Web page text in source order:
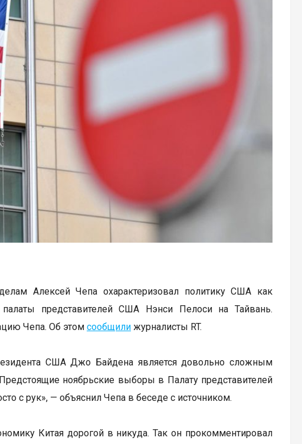
Алексей Чепа охарактеризовал политику США как
представителей США Нэнси Пелоси на Тайвань.
Чепа. Об этом сообщили журналисты RT.
США Джо Байдена является довольно сложным
ноябрьские выборы в Палату представителей
с рук», — объяснил Чепа в беседе с источником.
Китая дорогой в никуда. Так он прокомментировал